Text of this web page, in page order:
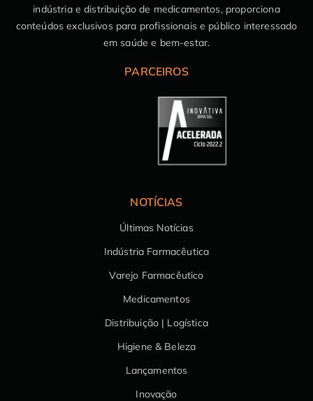
indústria e distribuição de medicamentos, proporciona
conteúdos exclusivos para profissionais e público interessado
em saúde e bem-estar.
PARCEIROS
NOTÍCIAS
Últimas Notícias
Indústria Farmacêutica
Varejo Farmacêutico
Medicamentos
Distribuição | Logística
Higiene & Beleza
Lançamentos
Inovação